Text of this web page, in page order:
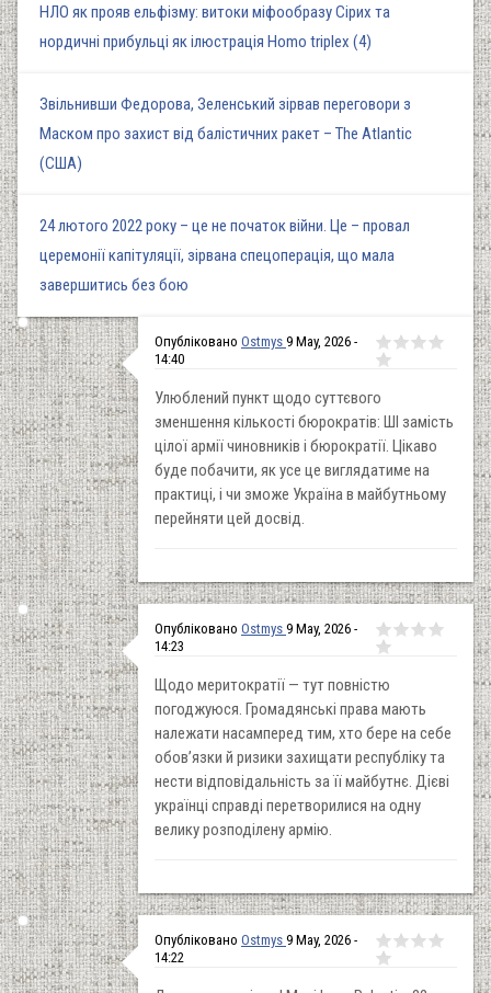
НЛО як прояв ельфізму: витоки міфообразу Сірих та
нордичні прибульці як ілюстрація Homo triplex (4)
Звільнивши Федорова, Зеленський зірвав переговори з
Маском про захист від балістичних ракет – The Atlantic
(США)
24 лютого 2022 року – це не початок війни. Це – провал
церемонії капітуляції, зірвана спецоперація, що мала
завершитись без бою
Опубліковано Ostmys 9 May, 2026 -
14:40
Улюблений пункт щодо суттєвого
зменшення кількості бюрократів: ШІ замість
цілої армії чиновників і бюрократії. Цікаво
буде побачити, як усе це виглядатиме на
практиці, і чи зможе Україна в майбутньому
перейняти цей досвід.
Опубліковано Ostmys 9 May, 2026 -
14:23
Щодо меритократії — тут повністю
погоджуюся. Громадянські права мають
належати насамперед тим, хто бере на себе
обов’язки й ризики захищати республіку та
нести відповідальність за її майбутнє. Дієві
українці справді перетворилися на одну
велику розподілену армію.
Опубліковано Ostmys 9 May, 2026 -
14:22